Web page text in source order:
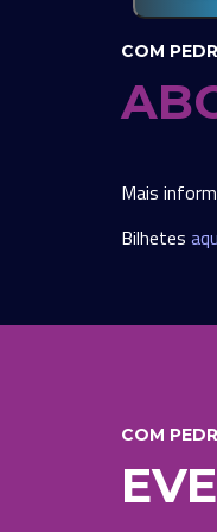
COM
Mais
Bilhetes
COM